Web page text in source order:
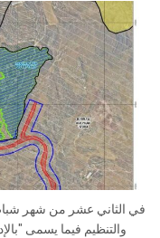
والتنظيم فيما يسمى